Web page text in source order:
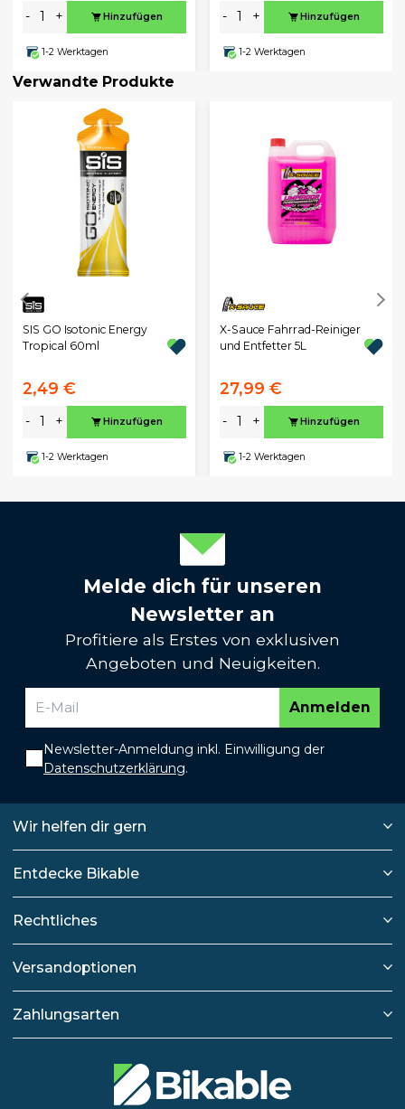
- + Hinzufügen
1-2 Werktagen
- + Hinzufügen
1-2 Werktagen
Verwandte Produkte
SIS GO Isotonic Energy
Tropical 60ml
2,49 €
- + Hinzufügen
1-2 Werktagen
X-Sauce Fahrrad-Reiniger
und Entfetter 5L
27,99 €
- + Hinzufügen
1-2 Werktagen
Melde dich für unseren
Newsletter an
Profitiere als Erstes von exklusiven
Angeboten und Neuigkeiten.
Anmelden
Newsletter-Anmeldung inkl. Einwilligung der
Datenschutzerklärung.
Wir helfen dir gern
Entdecke Bikable
Rechtliches
Versandoptionen
Zahlungsarten